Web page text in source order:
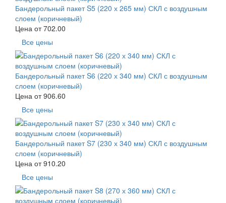
Бандерольный пакет S5 (220 х 265 мм) СКЛ с воздушным
слоем (коричневый)
Цена от702.00
Все цены
Бандерольный пакет S6 (220 х 340 мм) СКЛ с воздушным
слоем (коричневый)
Цена от906.60
Все цены
Бандерольный пакет S7 (230 х 340 мм) СКЛ с воздушным
слоем (коричневый)
Цена от910.20
Все цены